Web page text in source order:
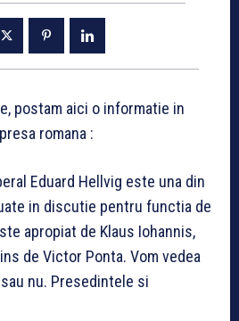
postam aici o informatie in
romana :
Eduard Hellvig este una din
in discutie pentru functia de
apropiat de Klaus Iohannis,
de Victor Ponta. Vom vedea
nu. Presedintele si